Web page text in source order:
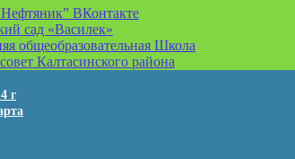
ВКонтакте
сад «Василек»
общеобразовательная Школа
Калтасинского района
г